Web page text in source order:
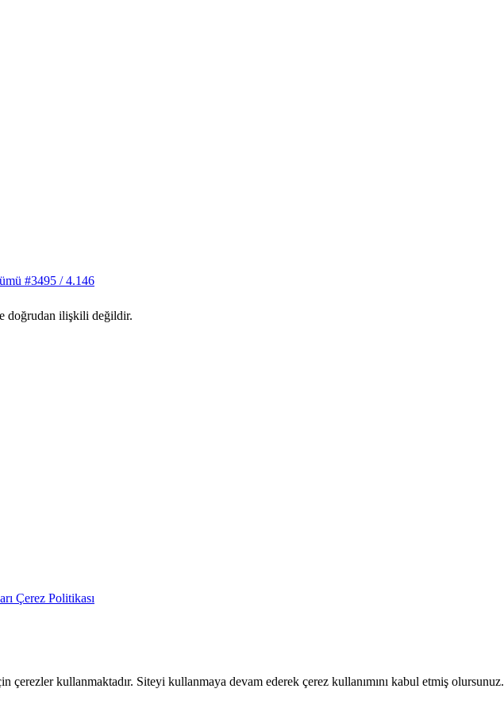
#3495 / 4.146
doğrudan ilişkili değildir.
Çerez Politikası
çerezler kullanmaktadır. Siteyi kullanmaya devam ederek çerez kullanımını kabul etmiş olursunuz.